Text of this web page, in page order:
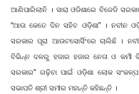
ଆଣିପାରିଲାନି । ସାରା ଓଡିଶାରେ ବିଜେଡି
“ଆଉ କେତେ ଦିନ ସହିବ ଓଡ଼ିଶା” । ନବୀନ
ସରକାର ପୂରା ଆଉଟସୋର୍ସିଂରେ ଚାଲିଛି ।
ବିଭିନ୍ନ ଦଳରୁ ହଜାର ହଜାର ନେତା ଓ
ସରକାର” ଗଢ଼ିବା ପାଇଁ ଓଡ଼ିଶା ଲୋକ
ସଭାପତି ଶ୍ରୀ ସମୀର ମହାନ୍ତି କହିଛନ୍ତି ।